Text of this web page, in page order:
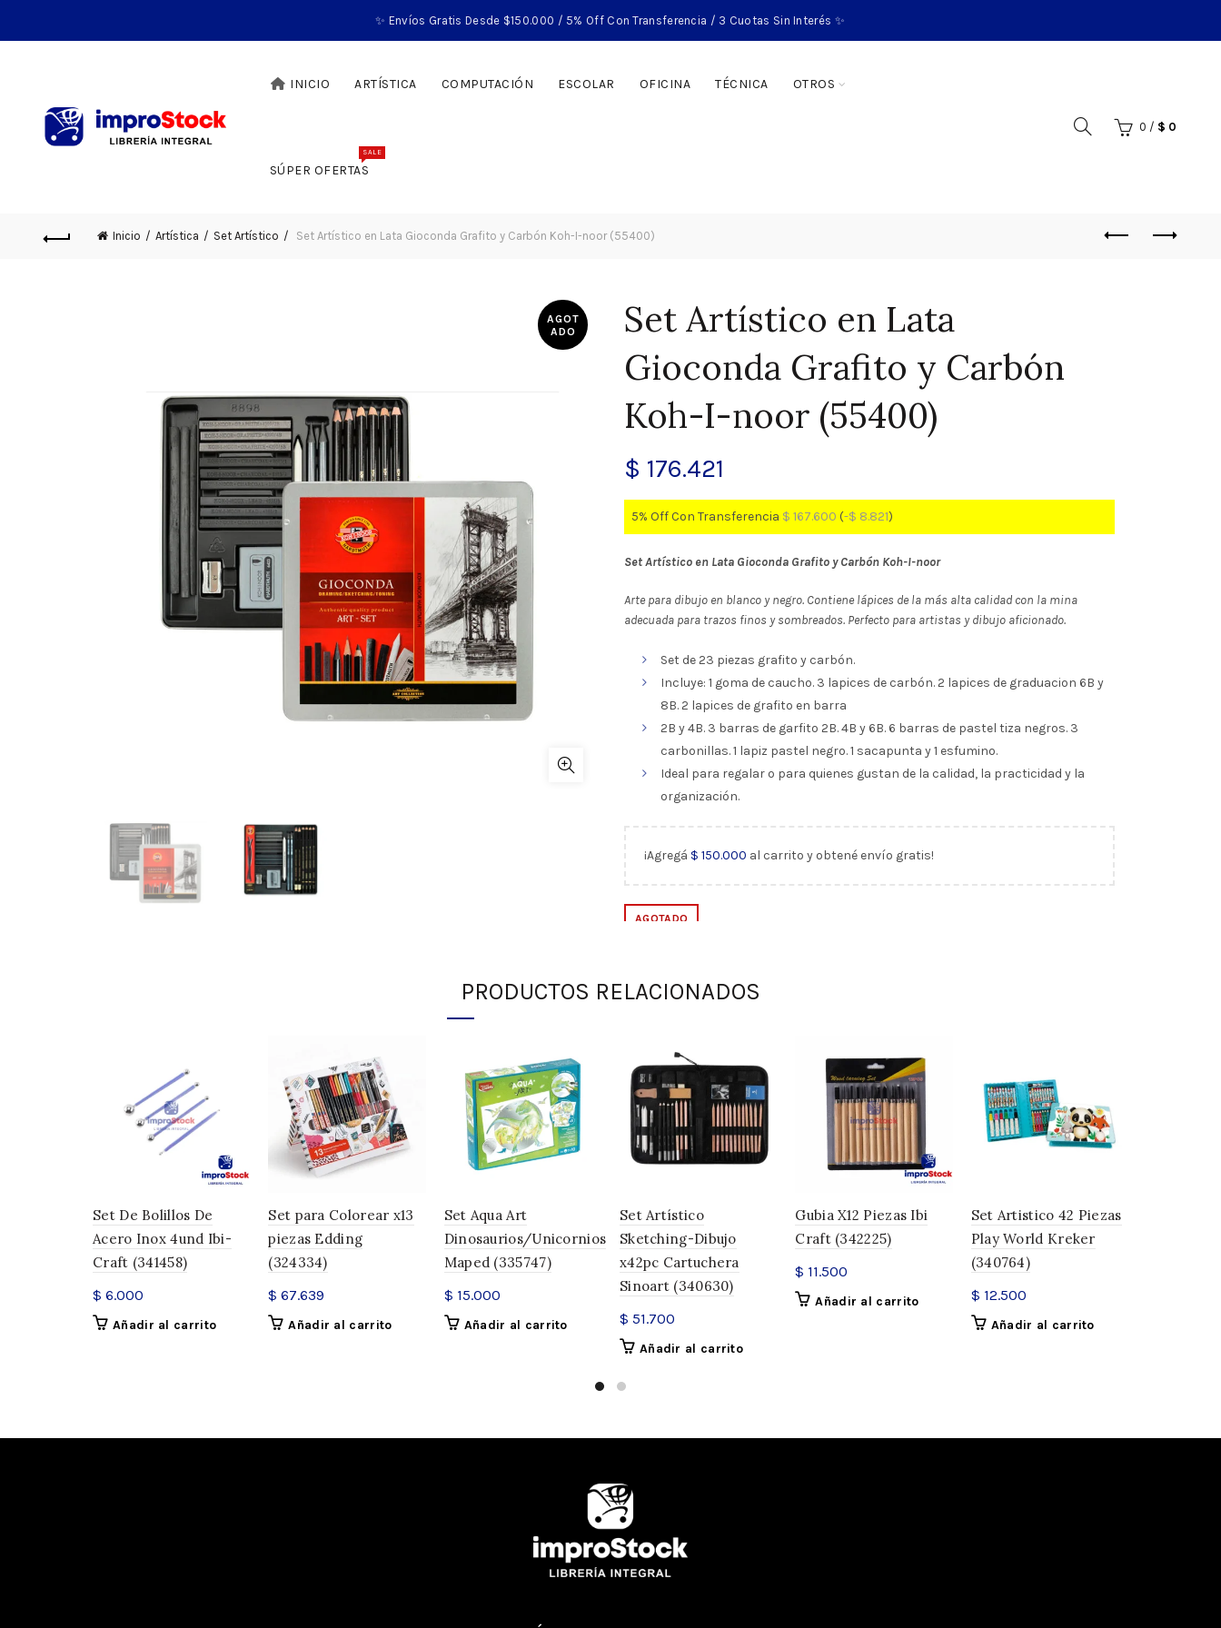
✨ Envíos Gratis Desde $150.000 / 5% Off Con Transferencia / 3 Cuotas Sin Interés ✨
INICIO ARTÍSTICA COMPUTACIÓN ESCOLAR OFICINA TÉCNICA OTROS
SÚPER OFERTAS
SALE
0 / $ 0
Inicio Artística Set Artístico Set Artístico en Lata Gioconda Grafito y Carbón Koh-I-noor (55400)
AGOT
ADO
Set Artístico en Lata
Gioconda Grafito y Carbón
Koh-I-noor (55400)
$ 176.421
5% Off Con Transferencia $ 167.600 (-$ 8.821)
Set Artístico en Lata Gioconda Grafito y Carbón Koh-I-noor
Arte para dibujo en blanco y negro. Contiene lápices de la más alta calidad con la mina
adecuada para trazos finos y sombreados. Perfecto para artistas y dibujo aficionado.
Set de 23 piezas grafito y carbón.
Incluye: 1 goma de caucho. 3 lapices de carbón. 2 lapices de graduacion 6B y
8B. 2 lapices de grafito en barra
2B y 4B. 3 barras de garfito 2B. 4B y 6B. 6 barras de pastel tiza negros. 3
carbonillas. 1 lapiz pastel negro. 1 sacapunta y 1 esfumino.
Ideal para regalar o para quienes gustan de la calidad, la practicidad y la
organización.
¡Agregá $ 150.000 al carrito y obtené envío gratis!
AGOTADO
DESCRIPCIÓN
INFORMACIÓN ADICIONAL
SKU:
Compartir
PRODUCTOS RELACIONADOS
Set De Bolillos De
Acero Inox 4und Ibi-
Craft (341458)
$ 6.000
Añadir al carrito
Set para Colorear x13
piezas Edding
(324334)
$ 67.639
Añadir al carrito
Set Aqua Art
Dinosaurios/Unicornios
Maped (335747)
$ 15.000
Añadir al carrito
Set Artístico
Sketching-Dibujo
x42pc Cartuchera
Sinoart (340630)
$ 51.700
Añadir al carrito
Gubia X12 Piezas Ibi
Craft (342225)
$ 11.500
Añadir al carrito
Set Artistico 42 Piezas
Play World Kreker
(340764)
$ 12.500
Añadir al carrito